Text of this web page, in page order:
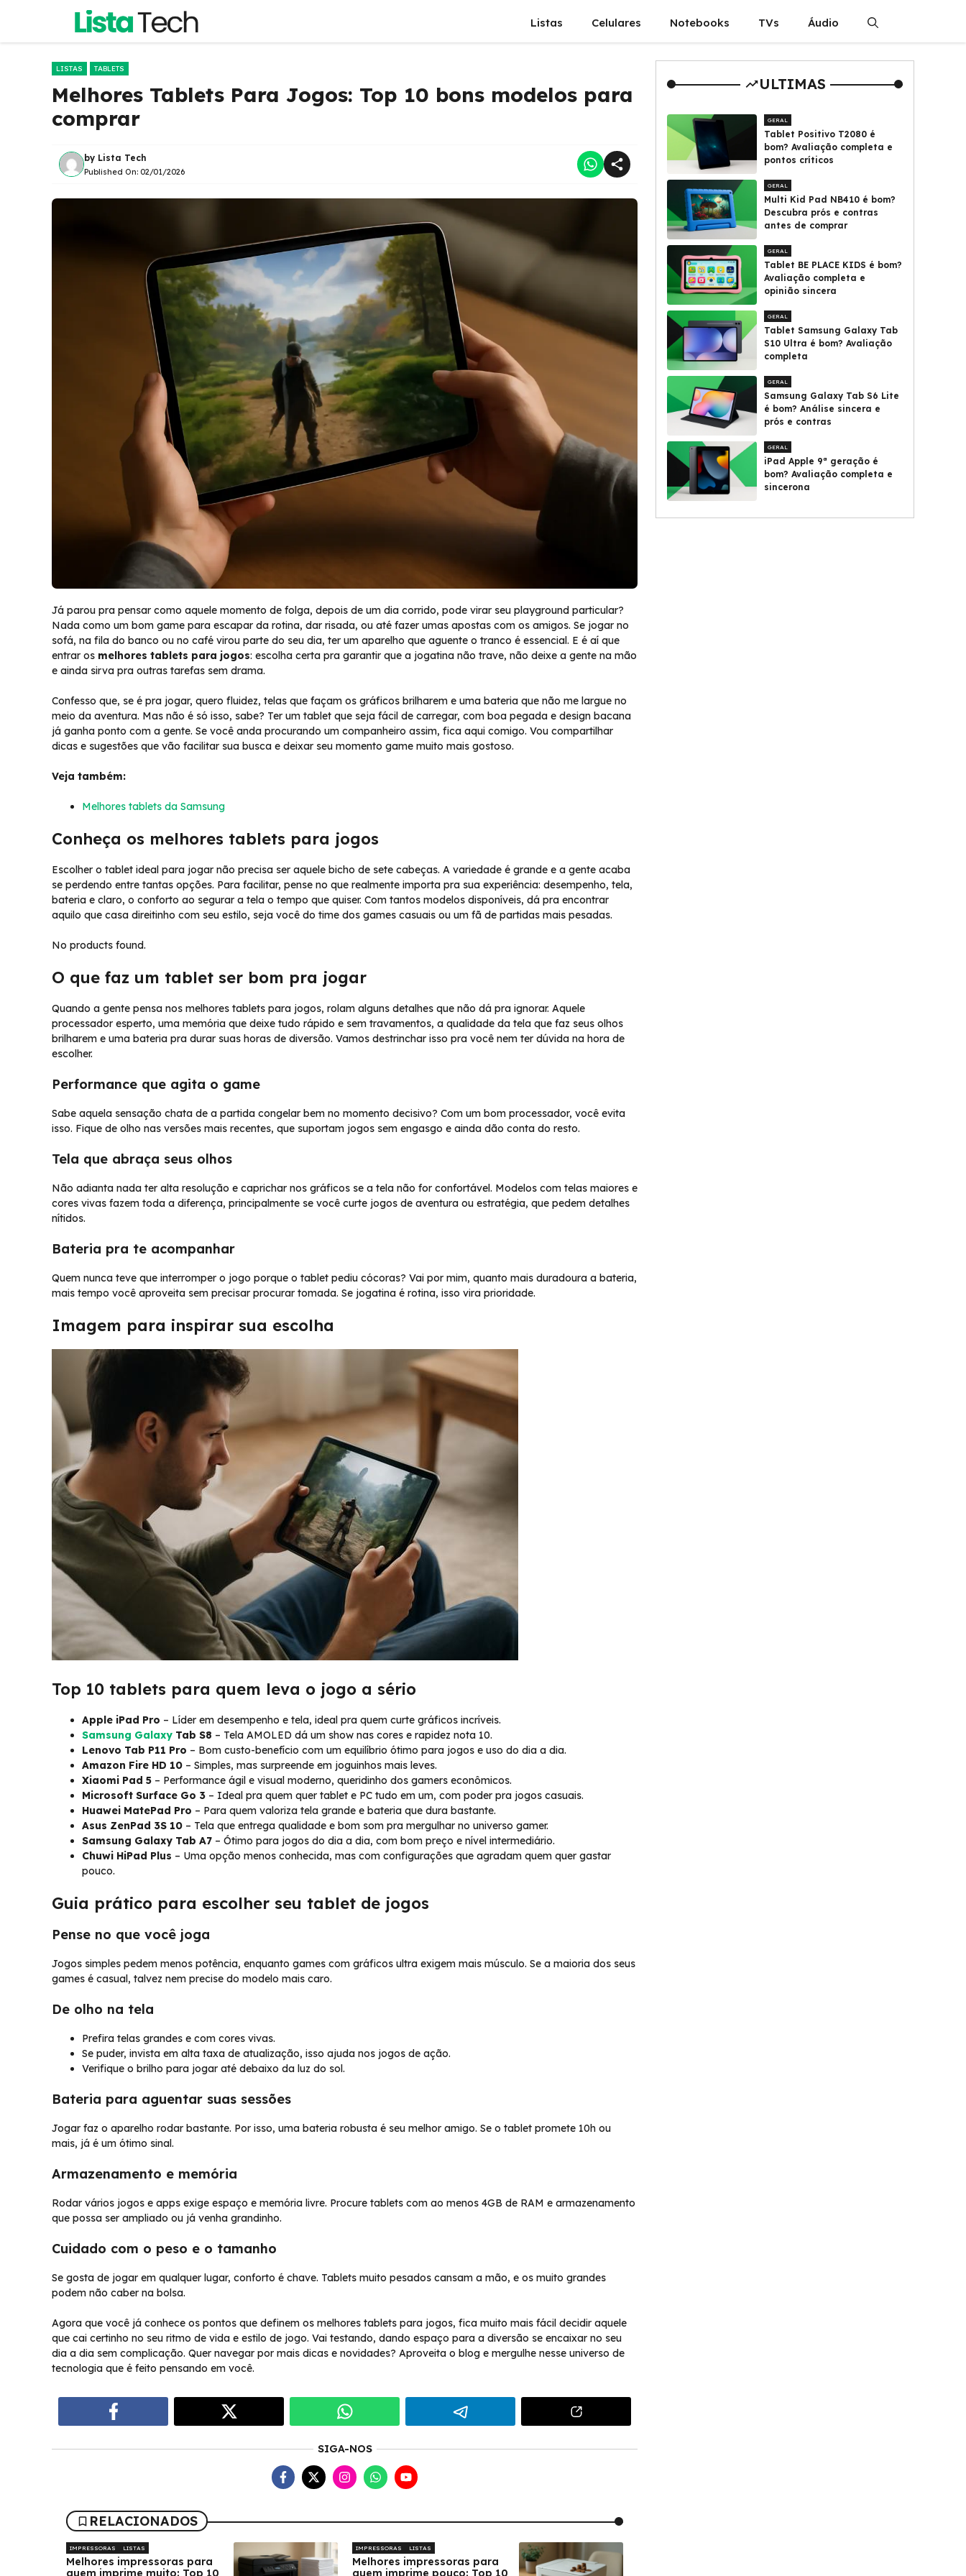
o
Listas Celulares Notebooks TVs Áudio
LISTAS TABLETS
Melhores Tablets Para Jogos: Top 10 bons modelos para
comprar
by Lista Tech
Published On: 02/01/2026
Já parou pra pensar como aquele momento de folga, depois de um dia corrido, pode virar seu playground particular?
Nada como um bom game para escapar da rotina, dar risada, ou até fazer umas apostas com os amigos. Se jogar no
sofá, na fila do banco ou no café virou parte do seu dia, ter um aparelho que aguente o tranco é essencial. E é aí que
entrar os melhores tablets para jogos: escolha certa pra garantir que a jogatina não trave, não deixe a gente na mão
e ainda sirva pra outras tarefas sem drama.
Confesso que, se é pra jogar, quero fluidez, telas que façam os gráficos brilharem e uma bateria que não me largue no
meio da aventura. Mas não é só isso, sabe? Ter um tablet que seja fácil de carregar, com boa pegada e design bacana
já ganha ponto com a gente. Se você anda procurando um companheiro assim, fica aqui comigo. Vou compartilhar
dicas e sugestões que vão facilitar sua busca e deixar seu momento game muito mais gostoso.
Veja também:
Melhores tablets da Samsung
Conheça os melhores tablets para jogos
Escolher o tablet ideal para jogar não precisa ser aquele bicho de sete cabeças. A variedade é grande e a gente acaba
se perdendo entre tantas opções. Para facilitar, pense no que realmente importa pra sua experiência: desempenho, tela,
bateria e claro, o conforto ao segurar a tela o tempo que quiser. Com tantos modelos disponíveis, dá pra encontrar
aquilo que casa direitinho com seu estilo, seja você do time dos games casuais ou um fã de partidas mais pesadas.
No products found.
O que faz um tablet ser bom pra jogar
Quando a gente pensa nos melhores tablets para jogos, rolam alguns detalhes que não dá pra ignorar. Aquele
processador esperto, uma memória que deixe tudo rápido e sem travamentos, a qualidade da tela que faz seus olhos
brilharem e uma bateria pra durar suas horas de diversão. Vamos destrinchar isso pra você nem ter dúvida na hora de
escolher.
Performance que agita o game
Sabe aquela sensação chata de a partida congelar bem no momento decisivo? Com um bom processador, você evita
isso. Fique de olho nas versões mais recentes, que suportam jogos sem engasgo e ainda dão conta do resto.
Tela que abraça seus olhos
Não adianta nada ter alta resolução e caprichar nos gráficos se a tela não for confortável. Modelos com telas maiores e
cores vivas fazem toda a diferença, principalmente se você curte jogos de aventura ou estratégia, que pedem detalhes
nítidos.
Bateria pra te acompanhar
Quem nunca teve que interromper o jogo porque o tablet pediu cócoras? Vai por mim, quanto mais duradoura a bateria,
mais tempo você aproveita sem precisar procurar tomada. Se jogatina é rotina, isso vira prioridade.
Imagem para inspirar sua escolha
Top 10 tablets para quem leva o jogo a sério
Apple iPad Pro – Líder em desempenho e tela, ideal pra quem curte gráficos incríveis.
Samsung Galaxy Tab S8 – Tela AMOLED dá um show nas cores e rapidez nota 10.
Lenovo Tab P11 Pro – Bom custo-benefício com um equilíbrio ótimo para jogos e uso do dia a dia.
Amazon Fire HD 10 – Simples, mas surpreende em joguinhos mais leves.
Xiaomi Pad 5 – Performance ágil e visual moderno, queridinho dos gamers econômicos.
Microsoft Surface Go 3 – Ideal pra quem quer tablet e PC tudo em um, com poder pra jogos casuais.
Huawei MatePad Pro – Para quem valoriza tela grande e bateria que dura bastante.
Asus ZenPad 3S 10 – Tela que entrega qualidade e bom som pra mergulhar no universo gamer.
Samsung Galaxy Tab A7 – Ótimo para jogos do dia a dia, com bom preço e nível intermediário.
Chuwi HiPad Plus – Uma opção menos conhecida, mas com configurações que agradam quem quer gastar
pouco.
Guia prático para escolher seu tablet de jogos
Pense no que você joga
Jogos simples pedem menos potência, enquanto games com gráficos ultra exigem mais músculo. Se a maioria dos seus
games é casual, talvez nem precise do modelo mais caro.
De olho na tela
Prefira telas grandes e com cores vivas.
Se puder, invista em alta taxa de atualização, isso ajuda nos jogos de ação.
Verifique o brilho para jogar até debaixo da luz do sol.
Bateria para aguentar suas sessões
Jogar faz o aparelho rodar bastante. Por isso, uma bateria robusta é seu melhor amigo. Se o tablet promete 10h ou
mais, já é um ótimo sinal.
Armazenamento e memória
Rodar vários jogos e apps exige espaço e memória livre. Procure tablets com ao menos 4GB de RAM e armazenamento
que possa ser ampliado ou já venha grandinho.
Cuidado com o peso e o tamanho
Se gosta de jogar em qualquer lugar, conforto é chave. Tablets muito pesados cansam a mão, e os muito grandes
podem não caber na bolsa.
Agora que você já conhece os pontos que definem os melhores tablets para jogos, fica muito mais fácil decidir aquele
que cai certinho no seu ritmo de vida e estilo de jogo. Vai testando, dando espaço para a diversão se encaixar no seu
dia a dia sem complicação. Quer navegar por mais dicas e novidades? Aproveita o blog e mergulhe nesse universo de
tecnologia que é feito pensando em você.
SIGA-NOS
RELACIONADOS
IMPRESSORAS LISTAS
Melhores impressoras para
quem imprime muito: Top 10
IMPRESSORAS LISTAS
Melhores impressoras para
quem imprime pouco: Top 10
ULTIMAS
GERAL
Tablet Positivo T2080 é
bom? Avaliação completa e
pontos críticos
GERAL
Multi Kid Pad NB410 é bom?
Descubra prós e contras
antes de comprar
GERAL
Tablet BE PLACE KIDS é bom?
Avaliação completa e
opinião sincera
GERAL
Tablet Samsung Galaxy Tab
S10 Ultra é bom? Avaliação
completa
GERAL
Samsung Galaxy Tab S6 Lite
é bom? Análise sincera e
prós e contras
GERAL
iPad Apple 9ª geração é
bom? Avaliação completa e
sincerona